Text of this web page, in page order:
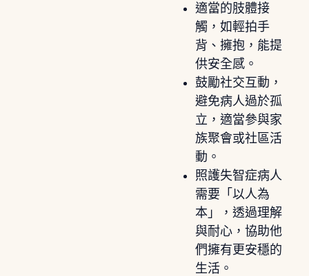
適當的肢體接
觸，如輕拍手
背、擁抱，能提
供安全感。
鼓勵社交互動，
避免病人過於孤
立，適當參與家
族聚會或社區活
動。
照護失智症病人
需要「以人為
本」，透過理解
與耐心，協助他
們擁有更安穩的
生活。